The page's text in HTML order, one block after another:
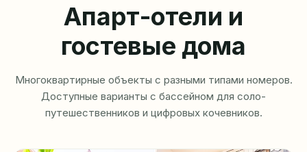
Апарт-отели и
гостевые дома
Многоквартирные объекты с разными типами номеров.
Доступные варианты с бассейном для соло-
путешественников и цифровых кочевников.